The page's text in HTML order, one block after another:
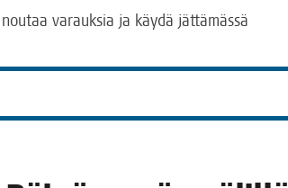
varauk­sia ja käy­dä jät­tä­mäs­sä